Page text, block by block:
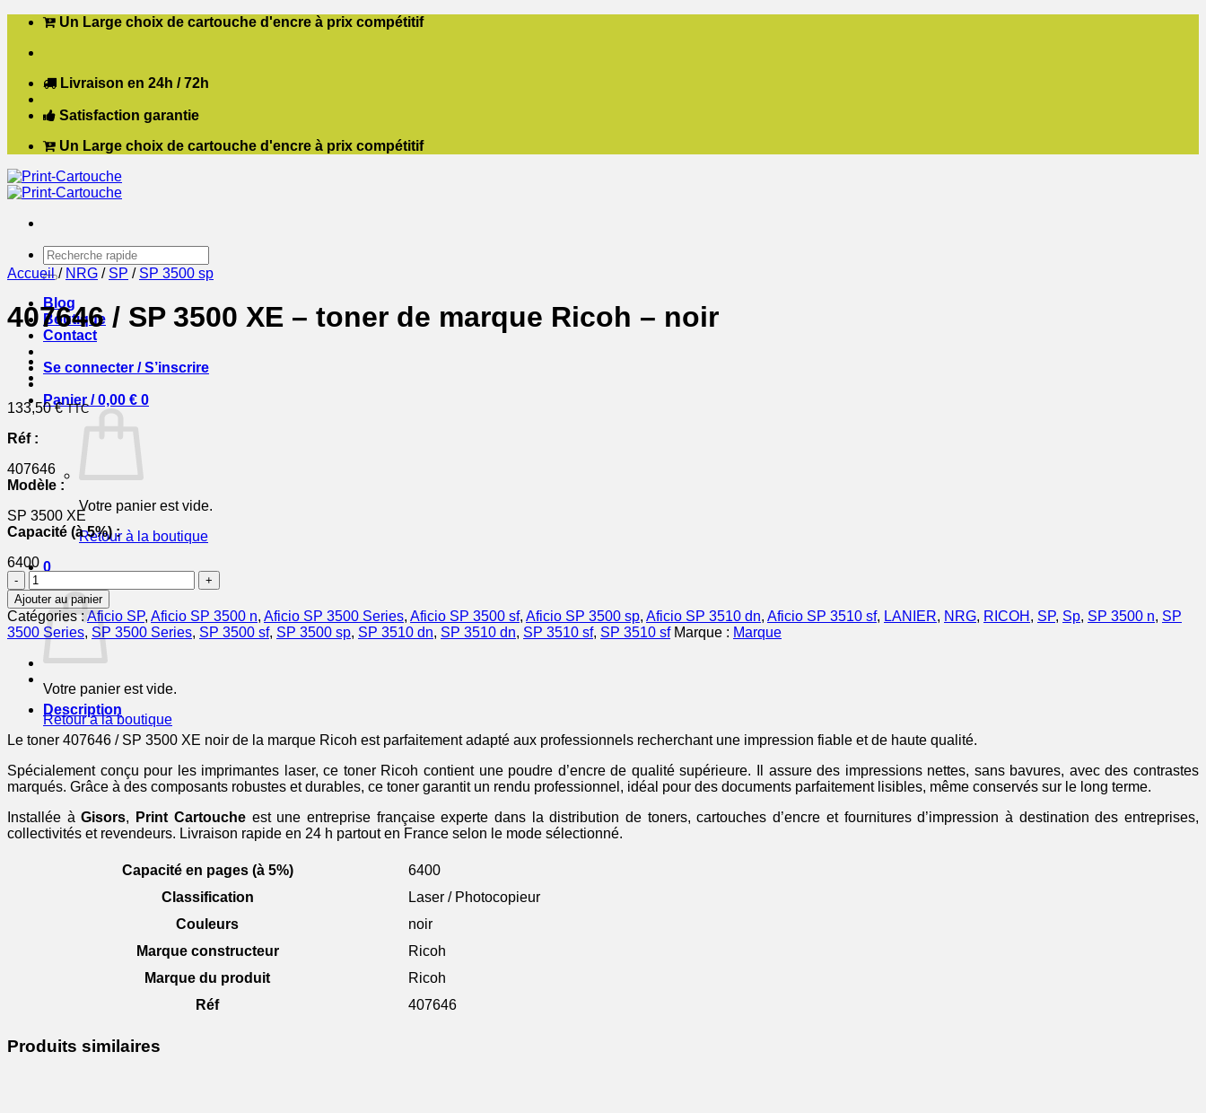
Passer
contenu
Un Large choix de cartouche d'encre à prix compétitif
Livraison en 24h / 72h
Satisfaction garantie
Un Large choix de cartouche d'encre à prix compétitif
Recherche
pour :
Blog
Boutique
Contact
Se connecter / S’inscrire
Panier /0,00 € 0
Votre panier est vide.
Retour à la boutique
0
Votre panier est vide.
Retour à la boutique
Accueil / NRG / SP / SP 3500 sp
407646 / SP 3500 XE – toner de marque Ricoh – noir
133,50€ TTC
Réf :
407646
Modèle :
SP 3500 XE
Capacité (à 5%) :
6400
quantité
de
407646
/
SP
3500
XE
toner
de
marque
-
noir
Ajouter au panier
Catégories : Aficio SP, Aficio SP 3500 n, Aficio SP 3500 Series, Aficio SP 3500 sf, Aficio SP 3500 sp, Aficio SP 3510 dn, Aficio SP 3510 sf, LANIER, NRG, RICOH , SP, Sp, SP 3500 n, SP
3500 Series, SP 3500 Series, SP 3500 sf, SP 3500 sp, SP 3510 dn, SP 3510 dn, SP 3510 sf, SP 3510 sf Marque : Marque
Description
Le toner 407646 / SP 3500 XE noir de la marque Ricoh est parfaitement adapté aux professionnels recherchant une impression fiable et de haute qualité.
Spécialement conçu pour les imprimantes laser, ce toner Ricoh contient une poudre d’encre de qualité supérieure. Il assure des impressions nettes, sans bavures, avec des contrastes
marqués. Grâce à des composants robustes et durables, ce toner garantit un rendu professionnel, idéal pour des documents parfaitement lisibles, même conservés sur le long terme.
Installée àGisors, Print Cartoucheest une entreprise française experte dans la distribution de toners, cartouches d’encre et fournitures d’impression à destination des entreprises,
collectivités et revendeurs. Livraison rapide en 24 h partout en France selon le mode sélectionné.
Capacité en pages (à 5%)
6400
Classification
Laser / Photocopieur
Couleurs
noir
Marque constructeur
Ricoh
Marque du produit
Ricoh
Réf
407646
Produits similaires